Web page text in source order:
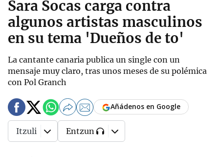
Sara Socas carga contra
algunos artistas masculinos
en su tema 'Dueños de to'
La cantante canaria publica un single con un
mensaje muy claro, tras unos meses de su polémica
con Pol Granch
Añádenos en Google
Itzuli Entzun